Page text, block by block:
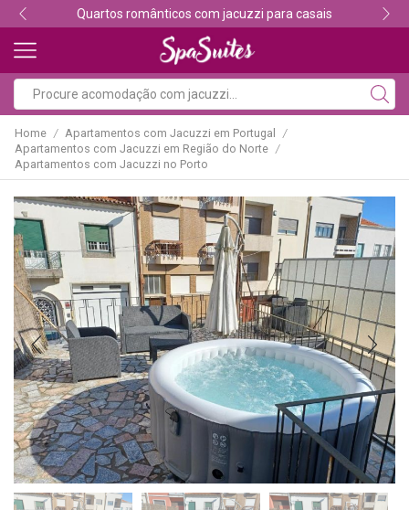
Descubra os melhores alojamentos com jacuzzi
Home / Apartamentos com Jacuzzi em Portugal /
Apartamentos com Jacuzzi em Região do Norte /
Apartamentos com Jacuzzi no Porto